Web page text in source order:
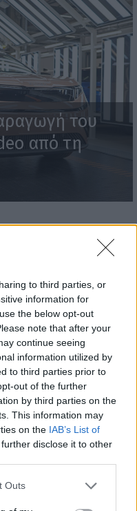
to third parties, or
information for
the below opt-out
note that after your
continue seeing
information utilized by
to third parties prior to
out of the further
by third parties on the
This information may
on the IAB’s List of
disclose it to other
Outs
του
από τη